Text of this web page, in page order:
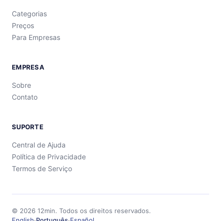
Categorias
Preços
Para Empresas
EMPRESA
Sobre
Contato
SUPORTE
Central de Ajuda
Política de Privacidade
Termos de Serviço
© 2026 12min. Todos os direitos reservados.